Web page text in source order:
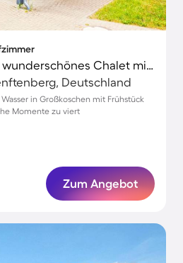
Kinderfreundliches wunderschönes Chalet mit Garten und Terrasse | Nah am Strand
Deutschland
in Großkoschen mit Frühstück
Momente zu viert
Zum Angebot